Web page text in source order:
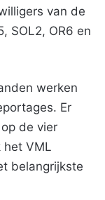
van de
SOL2, OR6 en
werken
Er
de vier
het VML
belangrijkste